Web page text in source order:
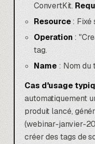
ConvertKit.
Resource: Fixé
Operation :
tag.
Name: Nom du
Cas d'usage
automatiquement
produit lancé,
(webinar-janvier-
créer des tags de